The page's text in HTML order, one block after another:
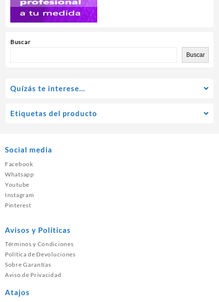
Buscar
Buscar
Quízás te interese…
Etiquetas del producto
Social media
Facebook
Whatsapp
Youtube
Instagram
Pinterest
Avisos y Políticas
Términos y Condiciones
Política de Devoluciones
Sobre Garantías
Aviso de Privacidad
Atajos